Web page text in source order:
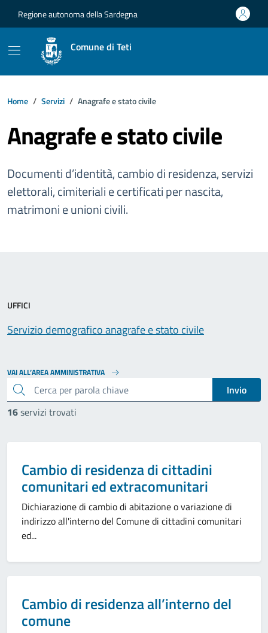
Regione autonoma della Sardegna
Comune di Teti
Home Servizi Anagrafe e stato civile
Anagrafe e stato civile
Documenti d’identità, cambio di residenza, servizi
elettorali, cimiteriali e certificati per nascita,
matrimoni e unioni civili.
cerca
Invio
16servizi trovati
Categoria:
Cambio di residenza di cittadini
comunitari ed extracomunitari
Dichiarazione di cambio di abitazione o variazione di
indirizzo all'interno del Comune di cittadini comunitari
ed...
Categoria:
Cambio di residenza all’interno del
comune
UFFICI
Servizio demografico anagrafe e stato civile
VAI ALL’AREA AMMINISTRATIVA